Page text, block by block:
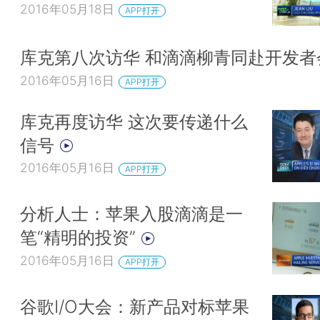
2016年05月18日 APP打开
库克第八次访华 和滴滴柳青同赴开发
2016年05月16日 APP打开
库克再度访华 这次要传递什么
信号
2016年05月16日 APP打开
分析人士：苹果入股滴滴是一
笔“精明的投资”
2016年05月16日 APP打开
谷歌I/O大会：新产品对标苹果